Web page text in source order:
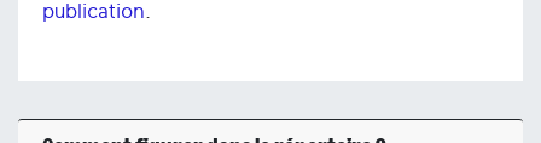
publication.